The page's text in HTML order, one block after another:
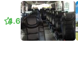
4.6